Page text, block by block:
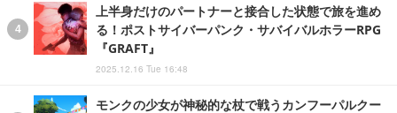
上半身だけのパートナーと接合した状態で旅を進め
る！ポストサイバーパンク・サバイバルホラーRPG
『GRAFT』
2025.12.16 Tue 16:48
モンクの少女が神秘的な杖で戦うカンフーパルクー